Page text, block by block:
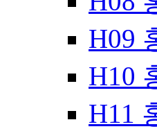
H09
H10
H11